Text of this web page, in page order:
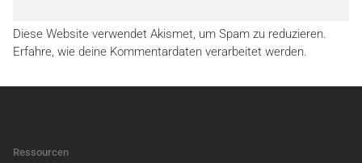
Diese Website verwendet Akismet, um Spam zu reduzieren.
Erfahre, wie deine Kommentardaten verarbeitet werden.
Ressourcen